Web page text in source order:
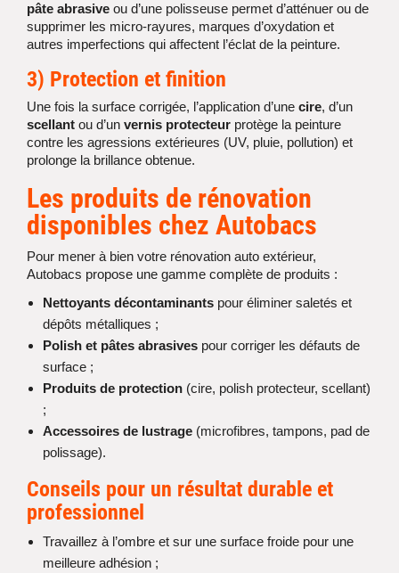
pâte abrasive ou d’une polisseuse permet d’atténuer ou de
supprimer les micro-rayures, marques d’oxydation et
autres imperfections qui affectent l’éclat de la peinture.
3) Protection et finition
Une fois la surface corrigée, l’application d’une cire, d’un
scellant ou d’un vernis protecteur protège la peinture
contre les agressions extérieures (UV, pluie, pollution) et
prolonge la brillance obtenue.
Les produits de rénovation
disponibles chez Autobacs
Pour mener à bien votre rénovation auto extérieur,
Autobacs propose une gamme complète de produits :
Nettoyants décontaminants pour éliminer saletés et
dépôts métalliques ;
Polish et pâtes abrasives pour corriger les défauts de
surface ;
Produits de protection (cire, polish protecteur, scellant)
;
Accessoires de lustrage (microfibres, tampons, pad de
polissage).
Conseils pour un résultat durable et
professionnel
Travaillez à l’ombre et sur une surface froide pour une
meilleure adhésion ;